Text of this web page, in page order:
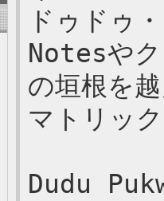
ドゥドゥ
Notesやク
の垣根を
マトリッ
Dudu